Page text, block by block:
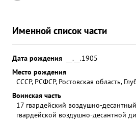
Именной список части
Дата рождения
__.__.1905
Место рождения
СССР, РСФСР, Ростовская область,
Воинская часть
17 гвардейский воздушно-
гвардейской воздушно-десантной